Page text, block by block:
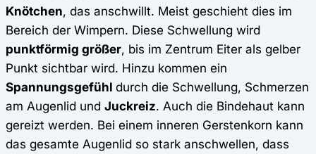
Knötchen, das anschwillt. Meist geschieht dies im
Bereich der Wimpern. Diese Schwellung wird
punktförmig größer, bis im Zentrum Eiter als gelber
Punkt sichtbar wird. Hinzu kommen ein
Spannungsgefühl durch die Schwellung, Schmerzen
am Augenlid und Juckreiz. Auch die Bindehaut kann
gereizt werden. Bei einem inneren Gerstenkorn kann
das gesamte Augenlid so stark anschwellen, dass